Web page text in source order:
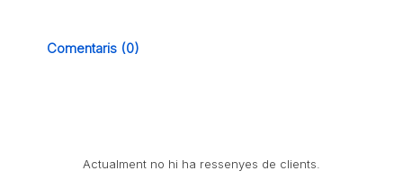
Comentaris (0)
Actualment no hi ha ressenyes de clients.